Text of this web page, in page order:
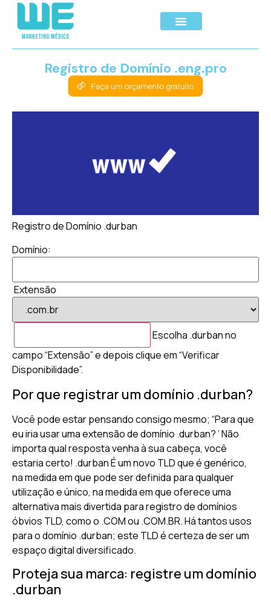
Registro de Domínio .eng.pro
Registro de Domínio .durban
Domínio:
Extensão
Escolha .durban no
campo “Extensão” e depois clique em “Verificar
Disponibilidade”.
Por que registrar um domínio .durban?
Você pode estar pensando consigo mesmo; “Para que
eu iria usar uma extensão de domínio .durban? ‘ Não
importa qual resposta venha à sua cabeça, você
estaria certo! .durban É um novo TLD que é genérico,
na medida em que pode ser definida para qualquer
utilização e único, na medida em que oferece uma
alternativa mais divertida para registro de domínios
óbvios TLD, como o .COM ou .COM.BR. Há tantos usos
para o domínio .durban; este TLD é certeza de ser um
espaço digital diversificado.
Proteja sua marca: registre um domínio
.durban